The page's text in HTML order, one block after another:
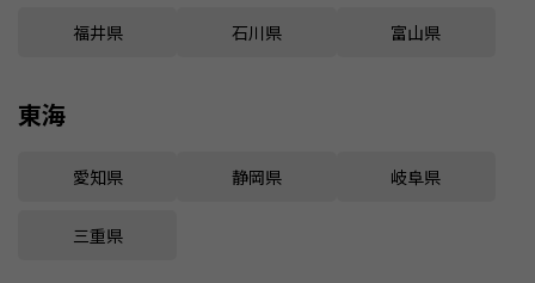
福井県 石川県 富山県
東海
愛知県 静岡県 岐阜県
三重県